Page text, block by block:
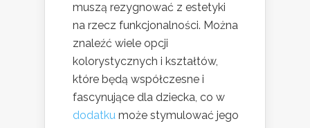
muszą rezygnować z estetyki
na rzecz funkcjonalności. Można
znaleźć wiele opcji
kolorystycznych i kształtów,
które będą współczesne i
fascynujące dla dziecka, co w
dodatku może stymulować jego